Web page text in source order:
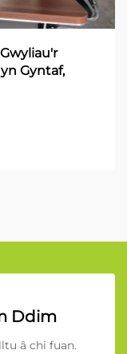
Gyntaf,
Ddim
â chi fuan.